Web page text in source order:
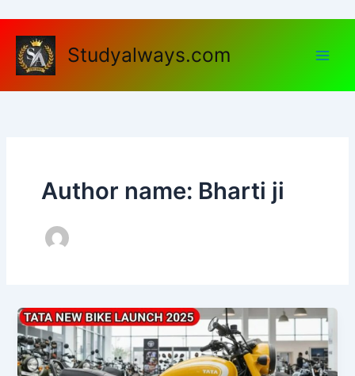
content
Studyalways.com
Author name: Bharti ji